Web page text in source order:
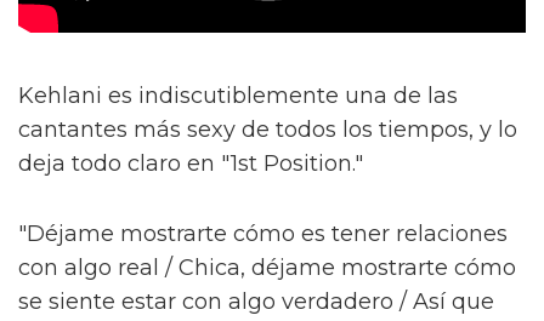
Kehlani es indiscutiblemente una de las
cantantes más sexy de todos los tiempos, y lo
deja todo claro en "1st Position."
"Déjame mostrarte cómo es tener relaciones
con algo real / Chica, déjame mostrarte cómo
se siente estar con algo verdadero / Así que